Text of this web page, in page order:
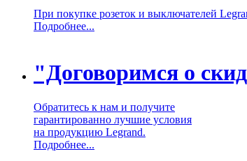
При покупке розеток и выключателей
Подробнее...
"Договоримся о
Обратитесь к нам и получите
гарантированно лучшие условия
на продукцию Legrand.
Подробнее...